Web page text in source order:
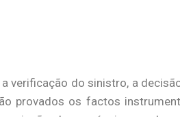
verificação do sinistro, a
provados os factos